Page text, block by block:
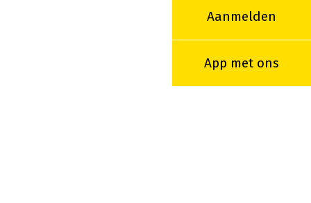
Aanmelden
App met ons